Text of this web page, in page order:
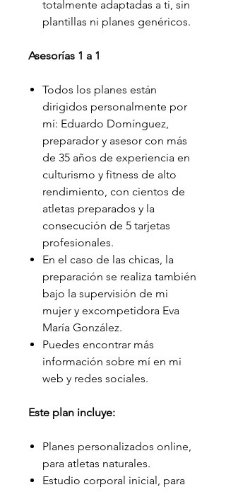
totalmente adaptadas a ti, sin
plantillas ni planes genéricos.
Asesorías 1 a 1
Todos los planes están
dirigidos personalmente por
mí: Eduardo Domínguez,
preparador y asesor con más
de 35 años de experiencia en
culturismo y fitness de alto
rendimiento, con cientos de
atletas preparados y la
consecución de 5 tarjetas
profesionales.
En el caso de las chicas, la
preparación se realiza también
bajo la supervisión de mi
mujer y excompetidora Eva
María González.
Puedes encontrar más
información sobre mí en mi
web y redes sociales.
Este plan incluye:
Planes personalizados online,
para atletas naturales.
Estudio corporal inicial, para